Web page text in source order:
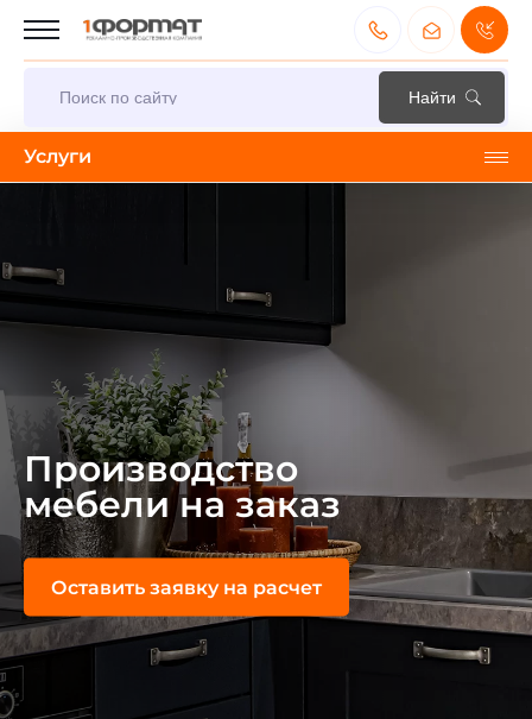
Услуги
Производство
мебели на заказ
Оставить заявку на расчет